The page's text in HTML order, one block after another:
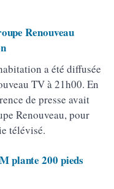
Renouveau
a été diffusée
TV à 21h00. En
de presse avait
Renouveau, pour
télévisé.
plante 200 pieds